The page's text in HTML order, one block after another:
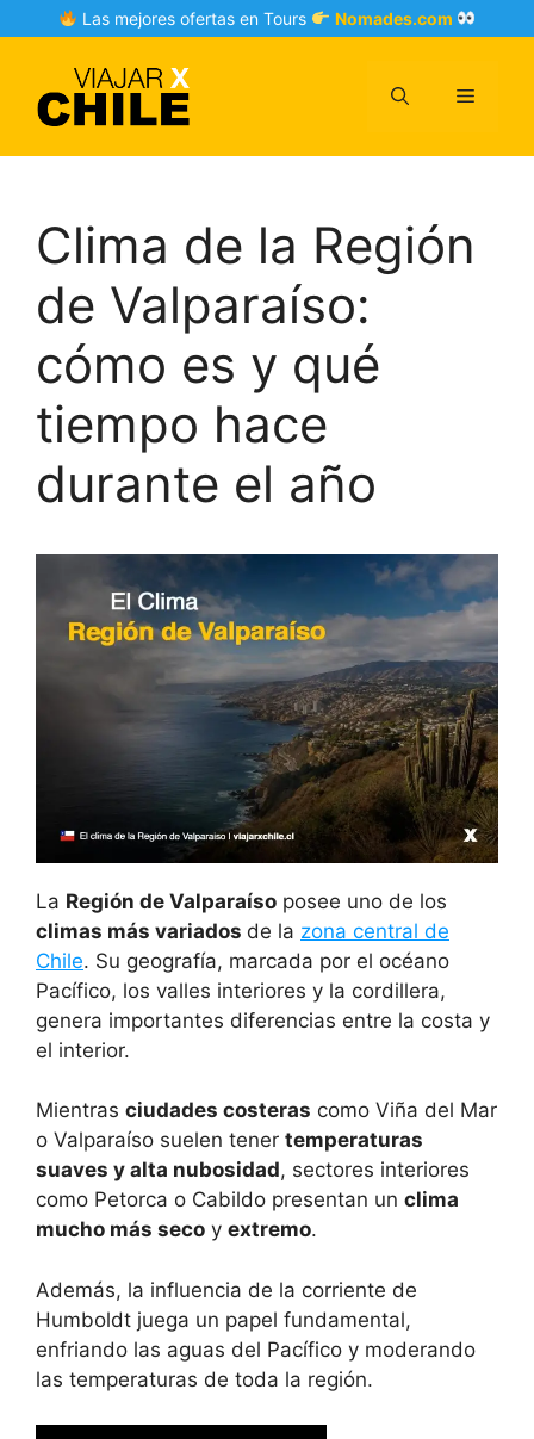
to
Las mejores ofertas en Tours Nomades.com
Menu
Clima de la Región
de Valparaíso:
cómo es y qué
tiempo hace
durante el año
La Región de Valparaíso posee uno de los
climas más variados de la zona central de
Chile. Su geografía, marcada por el océano
Pacífico, los valles interiores y la cordillera,
genera importantes diferencias entre la costa y
el interior.
Mientras ciudades costeras como Viña del Mar
o Valparaíso suelen tener temperaturas
suaves y alta nubosidad, sectores interiores
como Petorca o Cabildo presentan un clima
mucho más seco y extremo.
Además, la influencia de la corriente de
Humboldt juega un papel fundamental,
enfriando las aguas del Pacífico y moderando
las temperaturas de toda la región.